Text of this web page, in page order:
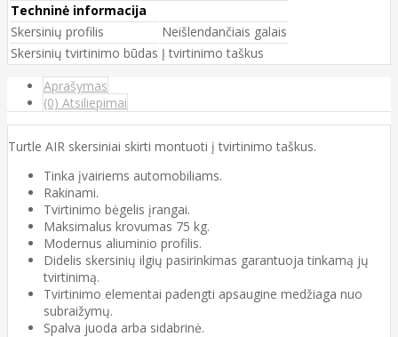
Techninė informacija
Skersinių profilis
Neišlendančiais galais
Skersinių tvirtinimo būdas Į tvirtinimo taškus
Aprašymas
(0) Atsiliepimai
Turtle AIR skersiniai skirti montuoti į tvirtinimo taškus.
Tinka įvairiems automobiliams.
Rakinami.
Tvirtinimo bėgelis įrangai.
Maksimalus krovumas 75 kg.
Modernus aliuminio profilis.
Didelis skersinių ilgių pasirinkimas garantuoja tinkamą jų
tvirtinimą.
Tvirtinimo elementai padengti apsaugine medžiaga nuo
subraižymų.
Spalva juoda arba sidabrinė.